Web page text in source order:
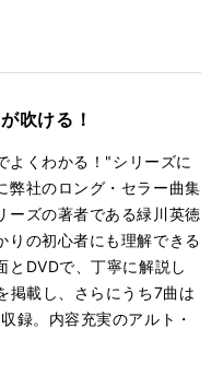
吹ける！
よくわかる！"シリーズに
弊社のロング・セラー曲集
ーズの著者である緑川英徳
りの初心者にも理解できる
とDVDで、丁寧に解説し
掲載し、さらにうち7曲は
録。内容充実のアルト・